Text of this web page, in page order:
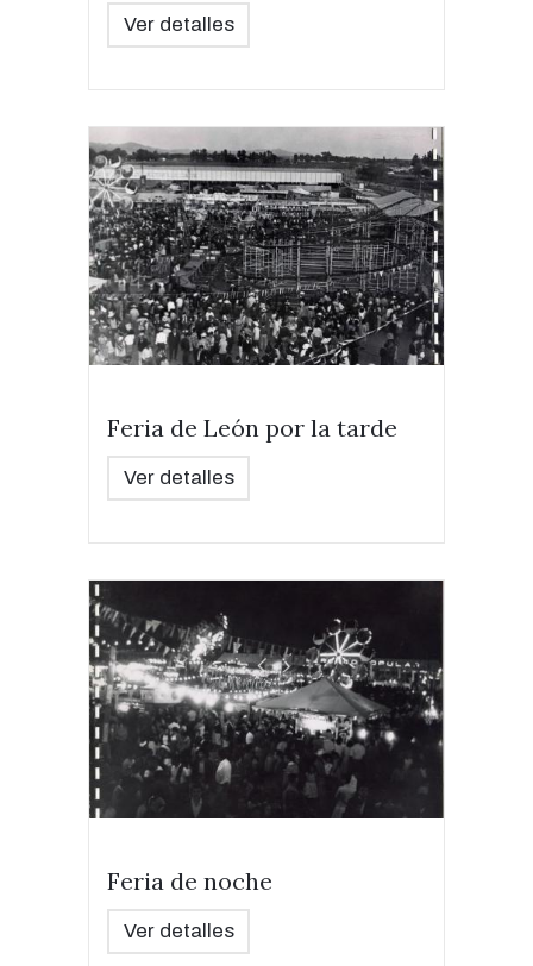
Ver detalles
Feria de León por la tarde
Ver detalles
Feria de noche
Ver detalles